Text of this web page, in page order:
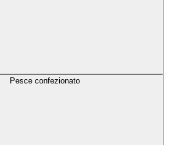
Pesce confezionato